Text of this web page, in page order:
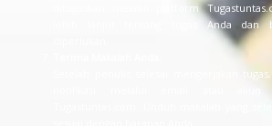
ditugaskan melalui platform
lebih lanjut tentang tugas Anda dan
Setelah penulis selesai mengerjakan
notifikasi melalui email atau akun
Tugastuntas.com. Unduh makalah yang